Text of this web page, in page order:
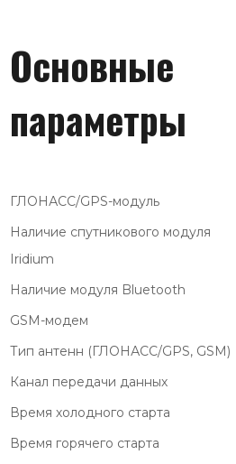
Основные
параметры
ГЛОНАСС/GPS-модуль
Наличие спутникового модуля
Iridium
Наличие модуля Bluetooth
GSM-модем
Тип антенн (ГЛОНАСС/GPS, GSM)
Канал передачи данных
Время холодного старта
Время горячего старта